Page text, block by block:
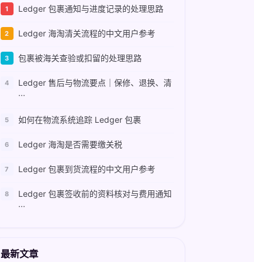
Ledger 包裹通知与进度记录的处理思路
Ledger 海淘清关流程的中文用户参考
包裹被海关查验或扣留的处理思路
Ledger 售后与物流要点｜保修、退换、清
···
如何在物流系统追踪 Ledger 包裹
Ledger 海淘是否需要缴关税
Ledger 包裹到货流程的中文用户参考
Ledger 包裹签收前的资料核对与费用通知
···
最新文章